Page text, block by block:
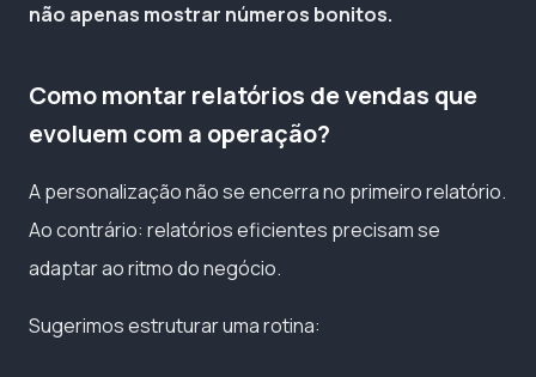
não apenas mostrar números bonitos.
Como montar relatórios de vendas que
evoluem com a operação?
A personalização não se encerra no primeiro relatório.
Ao contrário: relatórios eficientes precisam se
adaptar ao ritmo do negócio.
Sugerimos estruturar uma rotina: